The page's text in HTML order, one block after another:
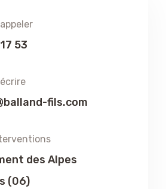
53
fils.com
des Alpes
(06)